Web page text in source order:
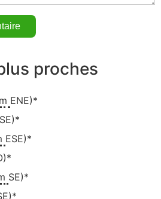
proches
ENE)*
ESE)*
SE)*